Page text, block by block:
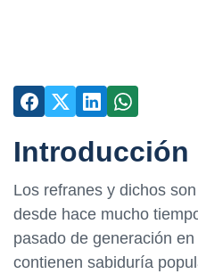
Introducción
Los refranes y dichos
desde hace mucho
pasado de generación
contienen sabiduría